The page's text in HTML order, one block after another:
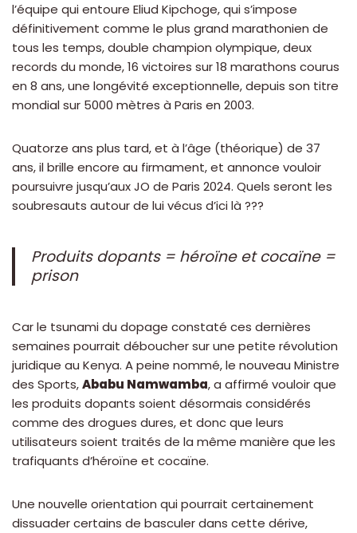
l’équipe qui entoure Eliud Kipchoge, qui s’impose
définitivement comme le plus grand marathonien de
tous les temps, double champion olympique, deux
records du monde, 16 victoires sur 18 marathons courus
en 8 ans, une longévité exceptionnelle, depuis son titre
mondial sur 5000 mètres à Paris en 2003.
Quatorze ans plus tard, et à l’âge (théorique) de 37
ans, il brille encore au firmament, et annonce vouloir
poursuivre jusqu’aux JO de Paris 2024. Quels seront les
soubresauts autour de lui vécus d’ici là ???
Produits dopants = héroïne et cocaïne =
prison
Car le tsunami du dopage constaté ces dernières
semaines pourrait déboucher sur une petite révolution
juridique au Kenya. A peine nommé, le nouveau Ministre
des Sports,Ababu Namwamba, a affirmé vouloir que
les produits dopants soient désormais considérés
comme des drogues dures, et donc que leurs
utilisateurs soient traités de la même manière que les
trafiquants d’héroïne et cocaïne.
Une nouvelle orientation qui pourrait certainement
dissuader certains de basculer dans cette dérive,